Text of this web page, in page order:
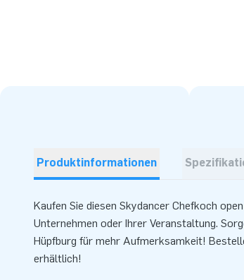
Produktinformationen
Kaufen Sie diesen Skydancer Chefkoch
Unternehmen oder Ihrer Veranstaltung.
Hüpfburg für mehr Aufmerksamkeit!
erhältlich!